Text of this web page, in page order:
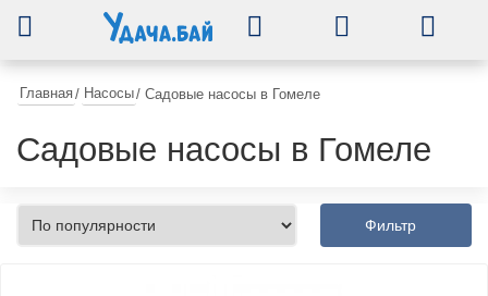
Главная/ Насосы/ Садовые насосы в Гомеле
Садовые насосы в Гомеле
Фильтр